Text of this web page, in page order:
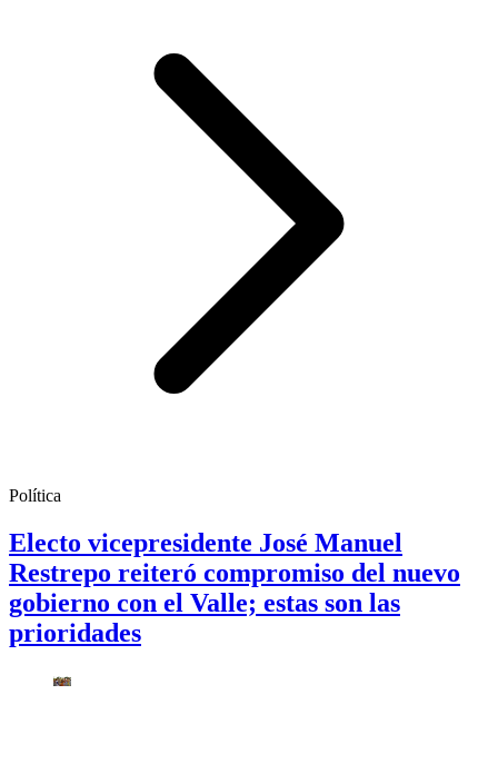
Política
Electo vicepresidente José Manuel
Restrepo reiteró compromiso del nuevo
gobierno con el Valle; estas son las
prioridades